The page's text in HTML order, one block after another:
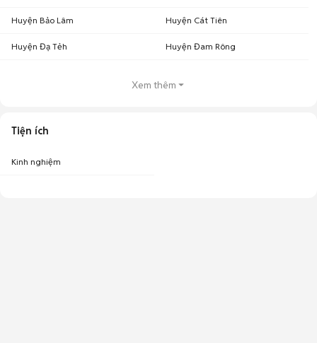
Huyện Bảo Lâm Huyện Cát Tiên
Huyện Đạ Tẻh Huyện Đam Rông
Xem thêm
Tiện ích
Kinh nghiệm